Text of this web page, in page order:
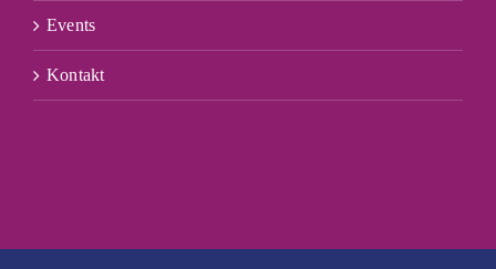
Events
Kontakt